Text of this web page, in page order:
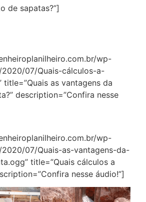
de sapatas?”]
wp-
07/Quais-cálculos-a-
title=”Quais as vantagens da
description=”Confira nesse
wp-
07/Quais-as-vantagens-da-
title=”Quais cálculos a
nesse áudio!”]